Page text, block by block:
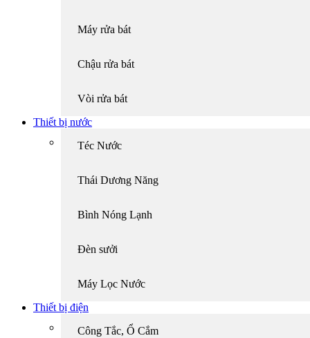
Máy rửa bát
Chậu rửa bát
Vòi rửa bát
Thiết bị nước
Téc Nước
Thái Dương Năng
Bình Nóng Lạnh
Đèn sưởi
Máy Lọc Nước
Thiết bị điện
Công Tắc, Ổ Cắm